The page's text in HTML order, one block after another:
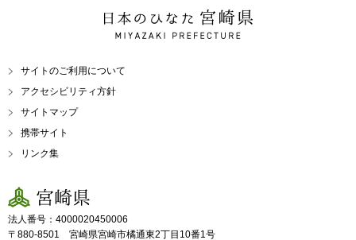
日本のひなた 宮崎県
MIYAZAKI PREFECTURE
サイトのご利用について
アクセシビリティ方針
サイトマップ
携帯サイト
リンク集
宮崎県
法人番号：4000020450006
〒880-8501 宮崎県宮崎市橘通東2丁目10番1号